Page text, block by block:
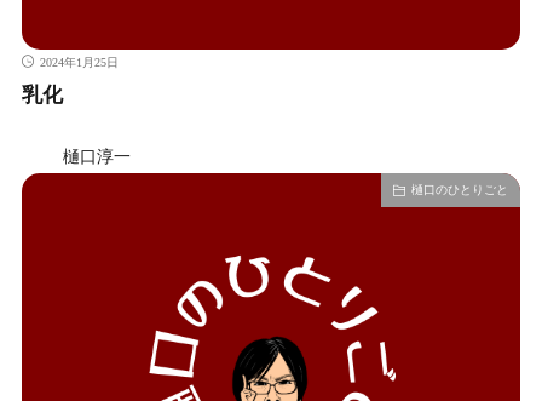
2024年1月25日
乳化
樋口淳一
樋口のひとりごと